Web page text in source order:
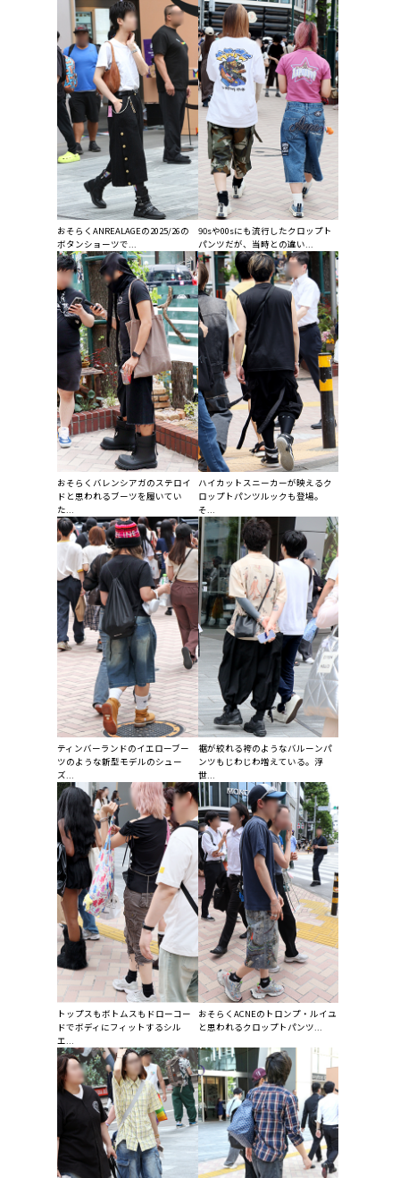
おそらくANREALAGEの2025/26の
ボタンショーツで...
90sや00sにも流行したクロップト
パンツだが、当時との違い...
おそらくバレンシアガのステロイ
ドと思われるブーツを履いてい
た...
ハイカットスニーカーが映えるク
ロップトパンツルックも登場。
そ...
ティンバーランドのイエローブー
ツのような新型モデルのシュー
ズ...
裾が絞れる袴のようなバルーンパ
ンツもじわじわ増えている。浮
世...
トップスもボトムスもドローコー
ドでボディにフィットするシル
エ...
おそらくACNEのトロンプ・ルイユ
と思われるクロップトパンツ...